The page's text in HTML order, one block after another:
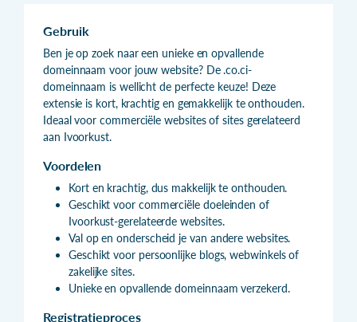
Gebruik
Ben je op zoek naar een unieke en opvallende
domeinnaam voor jouw website? De .co.ci-
domeinnaam is wellicht de perfecte keuze! Deze
extensie is kort, krachtig en gemakkelijk te onthouden.
Ideaal voor commerciële websites of sites gerelateerd
aan Ivoorkust.
Voordelen
Kort en krachtig, dus makkelijk te onthouden.
Geschikt voor commerciële doeleinden of
Ivoorkust-gerelateerde websites.
Val op en onderscheid je van andere websites.
Geschikt voor persoonlijke blogs, webwinkels of
zakelijke sites.
Unieke en opvallende domeinnaam verzekerd.
Registratieproces